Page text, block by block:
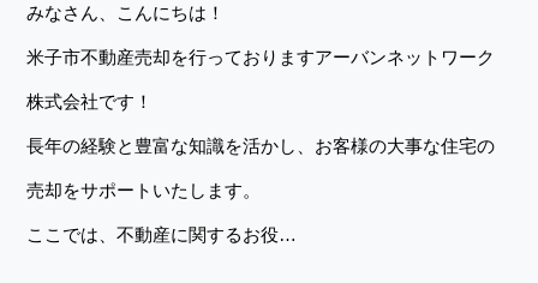
みなさん、こんにちは！
米子市不動産売却を行っておりますアーバンネットワーク
株式会社です！
長年の経験と豊富な知識を活かし、お客様の大事な住宅の
売却をサポートいたします。
ここでは、不動産に関するお役…